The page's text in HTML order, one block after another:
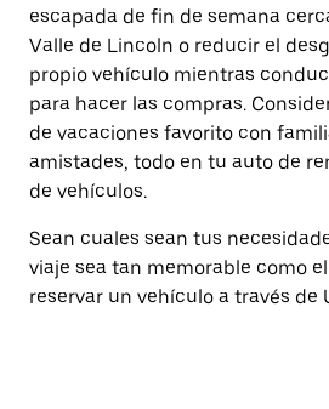
escapada de fin de semana
Valle de Lincoln o reducir el
propio vehículo mientras
para hacer las compras.
de vacaciones favorito con
amistades, todo en tu auto de
de vehículos.
Sean cuales sean tus
viaje sea tan memorable como
reservar un vehículo a través de